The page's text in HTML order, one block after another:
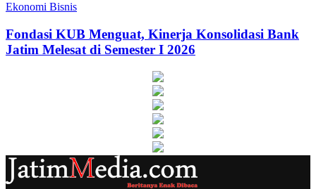
Ekonomi Bisnis
Fondasi KUB Menguat, Kinerja Konsolidasi Bank
Jatim Melesat di Semester I 2026